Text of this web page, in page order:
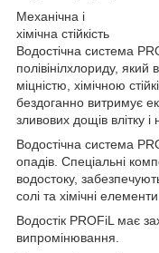
Механічна і
хімічна стійкість
Водостічна система
полівінілхлориду,
міцністю, хімічною
бездоганно витримує
зливових дощів влітку
Водостічна система
опадів. Спеціальні
водостоку,
солі та хімічні елементи.
Водостік PROFiL має
випромінювання.